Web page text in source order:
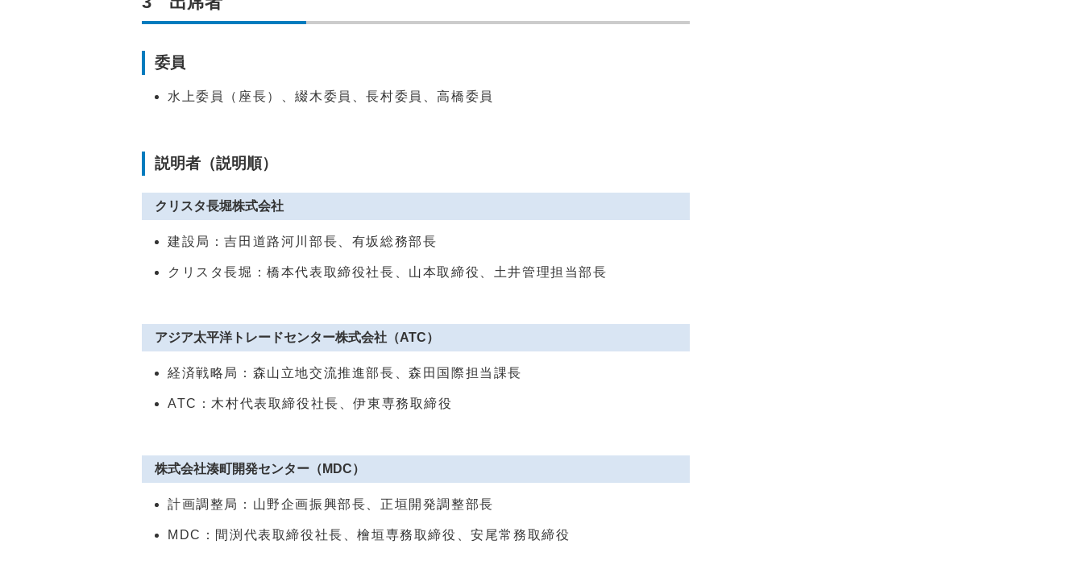
委員
水上委員（座長）、綴木委員、長村委員、高橋委員
説明者（説明順）
クリスタ長堀株式会社
建設局：吉田道路河川部長、有坂総務部長
クリスタ長堀：橋本代表取締役社長、山本取締役、土井管理担当部長
アジア太平洋トレードセンター株式会社（ATC）
経済戦略局：森山立地交流推進部長、森田国際担当課長
ATC：木村代表取締役社長、伊東専務取締役
株式会社湊町開発センター（MDC）
計画調整局：山野企画振興部長、正垣開発調整部長
MDC：間渕代表取締役社長、檜垣専務取締役、安尾常務取締役